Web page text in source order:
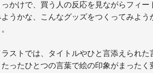
かけで、買う人の反応を見ながらフィー
うかな、こんなグッズをつくってみよう
ラストでは、タイトルやひと言添えられ
ったひとつの言葉で絵の印象がまったく